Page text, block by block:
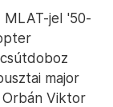
MLAT-jel '50-
major
Viktor